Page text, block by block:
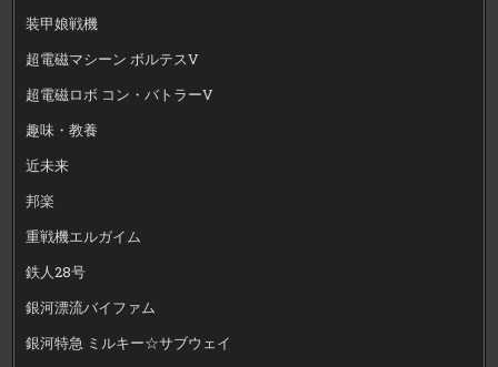
装甲娘戦機
超電磁マシーン ボルテスV
超電磁ロボ コン・バトラーV
趣味・教養
近未来
邦楽
重戦機エルガイム
鉄人28号
銀河漂流バイファム
銀河特急 ミルキー☆サブウェイ